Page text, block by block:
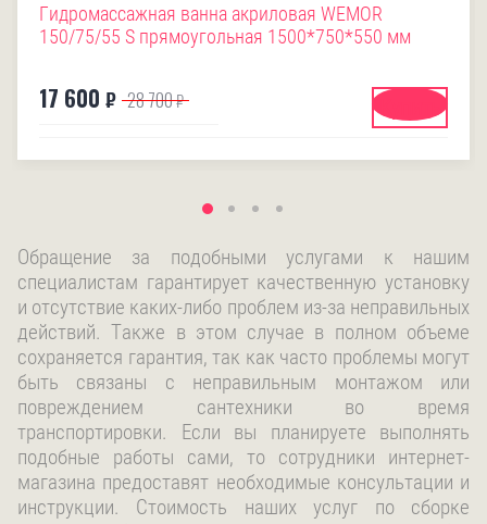
Гидромассажная ванна акриловая WEMOR
150/75/55 S прямоугольная 1500*750*550 мм
17 600 ₽ 28 700₽
Обращение за подобными услугами к нашим
специалистам гарантирует качественную установку
и отсутствие каких-либо проблем из-за неправильных
действий. Также в этом случае в полном объеме
сохраняется гарантия, так как часто проблемы могут
быть связаны с неправильным монтажом или
повреждением сантехники во время
транспортировки. Если вы планируете выполнять
подобные работы сами, то сотрудники интернет-
магазина предоставят необходимые консультации и
инструкции. Стоимость наших услуг по сборке